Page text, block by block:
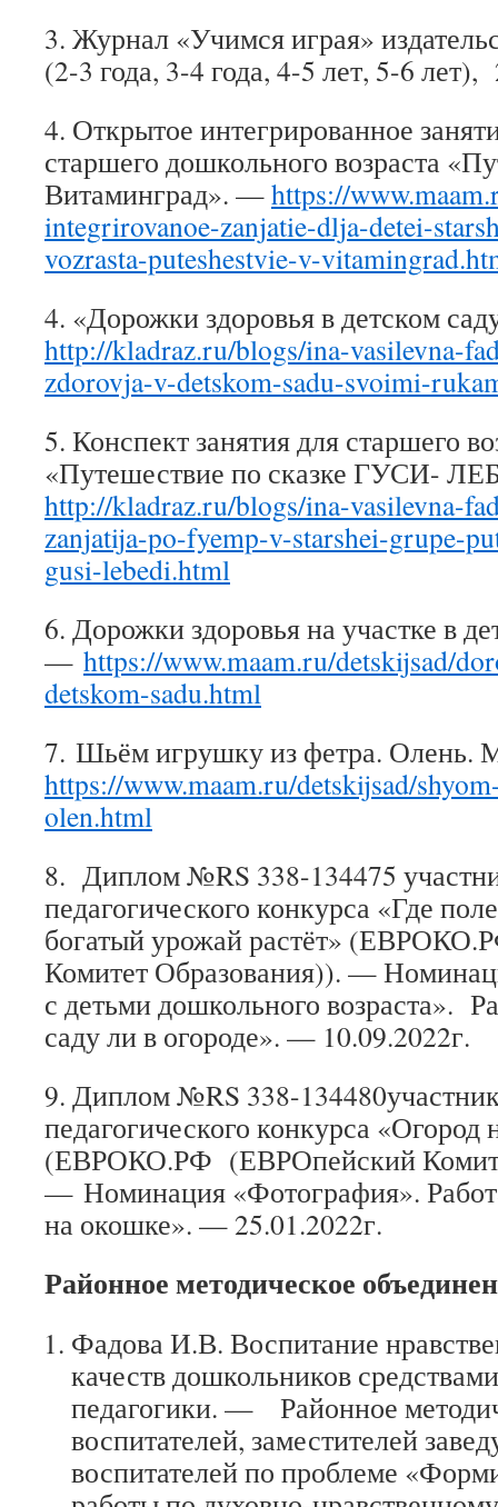
3. Журнал «Учимся играя»
(2-3 года, 3-4 года, 4-5 лет, 5-6 лет),
4. Открытое интегрированное
старшего дошкольного возраста
Витаминград». —https://
integrirovanoe-zanjatie-dlja-detei-
vozrasta-puteshestvie-v-
4. «Дорожки здоровья в детском
http://kladraz.ru/blogs/ina-vasilevna-
zdorovja-v-detskom-sadu-svoimi-
5. Конспект занятия для старшего
«Путешествие по сказке ГУСИ-
http://kladraz.ru/blogs/ina-vasilevna-
zanjatija-po-fyemp-v-starshei-grupe-
gusi-lebedi.html
6. Дорожки здоровья на участке в
— https://www.maam.ru/detskijsad/
detskom-sadu.html
7. Шьём игрушку из фетра. Олень.
https://www.maam.ru/detskijsad/
olen.html
8. Диплом №RS 338-134475
педагогического конкурса «Где
богатый урожай растёт»
Комитет Образования)). —
с детьми дошкольного
саду ли в огороде». — 10.09.2022г.
9. Диплом №RS 338-
педагогического конкурса «Огород
(ЕВРОКО.РФ (ЕВРОпейский
— Номинация «Фотография».
на окошке». — 25.01.2022г.
Районное методическое
Фадова И.В. Воспитание
качеств дошкольников
педагогики. — Районное
воспитателей, заместителей
воспитателей по проблеме